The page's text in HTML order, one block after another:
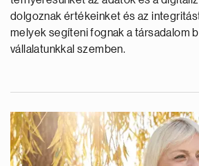
dolgoznak értékeinket és az
melyek segíteni fognak a társadalom
vállalatunkkal szemben.